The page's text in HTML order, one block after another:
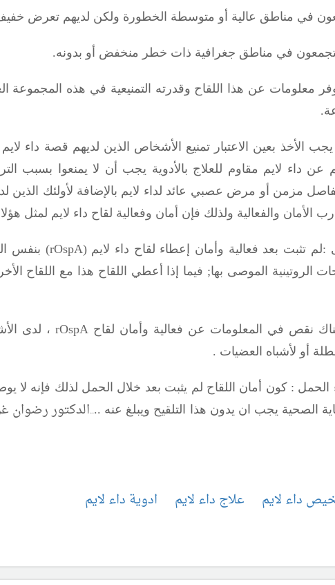
في مناطق عالية أو متوسطة الخطورة ولكن لديهم تعرض
في مناطق جغرافية ذات خطر منخفض أو بدونه.
من عمر 15سنة حتة تتوفر معلومات عن هذا اللقاح وقدرته التمنيعية في هذه
داء لايم مقاوم للعلاج بالأدوية يجب أن لا يمنعوا بسبب
مزمن أو مرض عصبي عائد لداء لايم بالإضافة لأولئك الذين
الأمان والفعالية ولذلك فإن أمان وفعالية لقاح داء لايم لمثل
rOspA) بنفس
الروتينية الموصى بها; فيما إذا أعطي اللقاح هذا مع اللقاح
rOspA ، لدى
أو لأشباه العضيات .
: كون أمان اللقاح لم يثبت بعد خلال الحمل لذلك فإنه لا
الصحية يجب ان يدون هذا التلقيح ويبلغ عنه ..
..الدكتور رضوان
داء لايم علاج داء لايم ادوية داء لايم